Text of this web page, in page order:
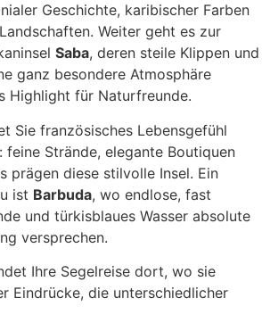
Geschichte, karibischer Farben
Weiter geht es zur
Saba, deren steile Klippen und
ganz besondere Atmosphäre
Highlight für Naturfreunde.
Sie französisches Lebensgefühl
Strände, elegante Boutiquen
prägen diese stilvolle Insel. Ein
ist Barbuda, wo endlose, fast
und türkisblaues Wasser absolute
versprechen.
Ihre Segelreise dort, wo sie
Eindrücke, die unterschiedlicher